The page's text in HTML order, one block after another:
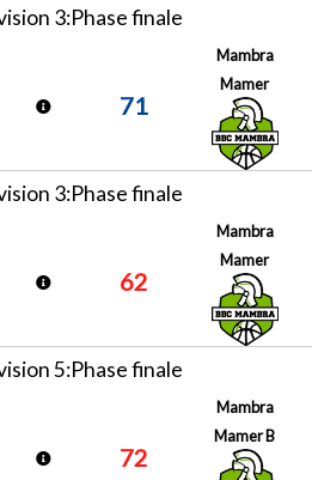
3:Phase finale
71
Mambra
Mamer
3:Phase finale
62
Mambra
Mamer
5:Phase finale
72
Mambra
Mamer B